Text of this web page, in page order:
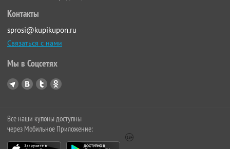
Контакты
sprosi@kupikupon.ru
Связаться с нами
Мы в Соцсетях
Все наши купоны доступны
через Мобильное Приложение: